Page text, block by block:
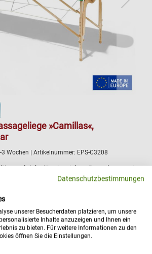
»Camillas«,
3 Wochen | Artikelnummer: EPS-C3208
und vielseitig einsetzbare Doppelsegment
mit 2D Kopfteil, die in der Massage
Manuell (Handkurbel / Steckbolzen)
Kopfteil, Liegefläche
Datenschutzbestimmungen
unserer Besucherdaten platzieren, um unsere
Inhalte anzuzeigen und Ihnen ein
zu bieten. Für weitere Informationen zu den
öffnen Sie die Einstellungen.